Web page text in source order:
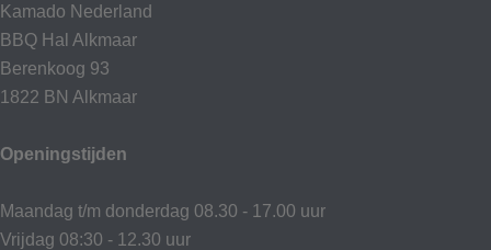
Kamado Nederland
BBQ Hal Alkmaar
Berenkoog 93
1822 BN Alkmaar
Openingstijden
Maandag t/m donderdag 08.30 - 17.00 uur
Vrijdag 08:30 - 12.30 uur